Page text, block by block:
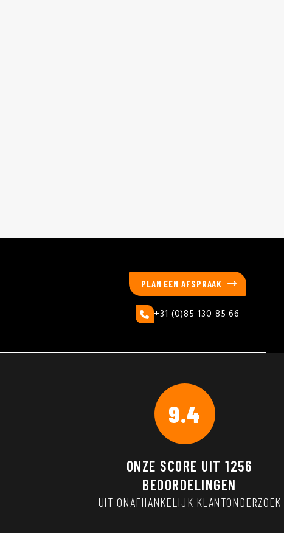
PLAN EEN AFSPRAAK
+31 (0)85 130 85 66
9.4
ONZE SCORE UIT1256
BEOORDELINGEN
UIT ONAFHANKELIJK KLANTONDERZOEK